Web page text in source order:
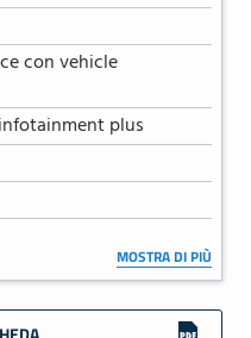
con vehicle
plus
in alluminio
MOSTRA DI PIÙ